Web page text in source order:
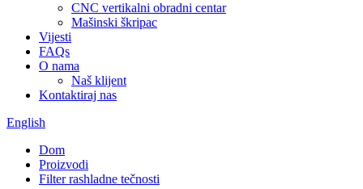
CNC vertikalni obradni centar
Mašinski škripac
Vijesti
FAQs
O nama
Naš klijent
Kontaktiraj nas
English
Dom
Proizvodi
Filter rashladne tečnosti